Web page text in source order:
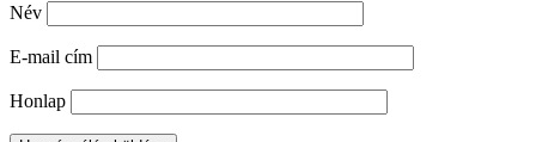
Név
E-mail cím
Honlap